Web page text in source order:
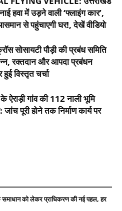
हवा में उड़ने वाली ‘फ्लाइंग कार’,
से पहुंचाएगी घर!, देखें वीडियो
सोसायटी पौड़ी की प्रबंध समिति
रक्तदान और आपदा प्रबंधन
हुई विस्तृत चर्चा
ऐराड़ी गांव की 112 नाली भूमि
पूरी होने तक निर्माण कार्य पर
समाधान को लेकर प्राधिकरण की नई पहल, हर